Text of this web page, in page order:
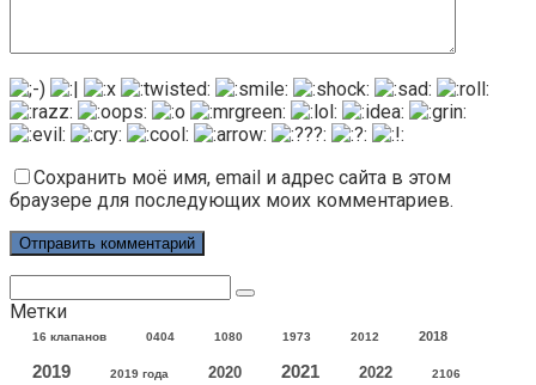
Сохранить моё имя, email и адрес сайта в этом
браузере для последующих моих комментариев.
Метки
16 клапанов 0404 1080 1973 2012 2018
2019 2019 года 2020 2021 2022 2106